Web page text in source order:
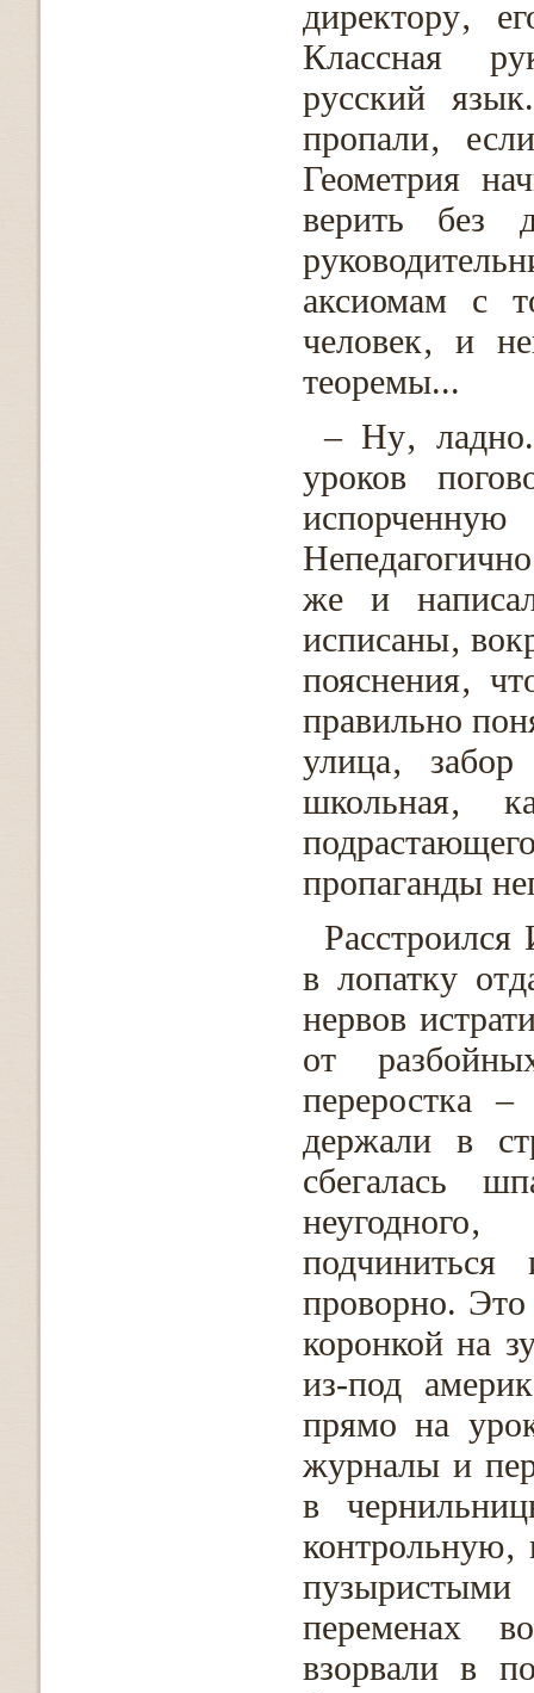
директору‚
Классная
русский
пропали‚
Геометрия
верить без
аксиомам с
человек‚ и
теоремы...
– Ну‚
уроков
же и
исписаны‚
пояснения‚
правильно
улица‚
школьная‚
пропаганды
в лопатку
нервов
от
переростка
держали в
сбегалась
подчиниться
проворно.
коронкой на
из-под
прямо на
журналы и
в
переменах
взорвали в